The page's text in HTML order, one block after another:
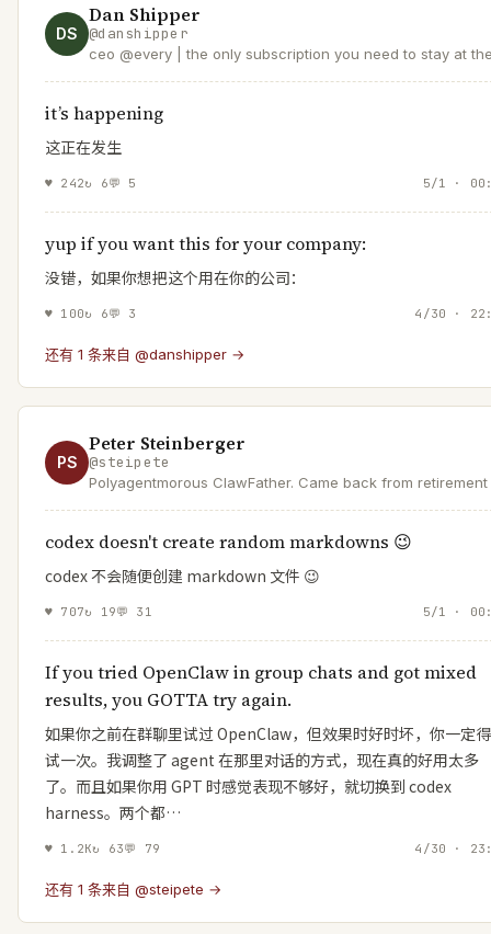
DS
Dan Shipper
@danshipper
ceo @every | the only subscription you need to stay at
it’s happening
这正在发生
♥ 242↻ 6💬 5 5/1 ·
yup if you want this for your company:
没错，如果你想把这个用在你的公司：
♥ 100↻ 6💬 3 4/30 ·
还有 1 条来自 @danshipper →
PS
Peter Steinberger
@steipete
Polyagentmorous ClawFather. Came back from retirement
codex doesn't create random markdowns 😉
codex 不会随便创建 markdown 文件 😉
♥ 707↻ 19💬 31 5/1 ·
If you tried OpenClaw in group chats and got mixed
results, you GOTTA try again.
如果你之前在群聊里试过 OpenClaw，但效果时好时坏，你一定
试一次。我调整了 agent 在那里对话的方式，现在真的好用太多
了。而且如果你用 GPT 时感觉表现不够好，就切换到 codex
harness。两个都…
♥ 1.2K↻ 63💬 79 4/30 ·
还有 1 条来自 @steipete →